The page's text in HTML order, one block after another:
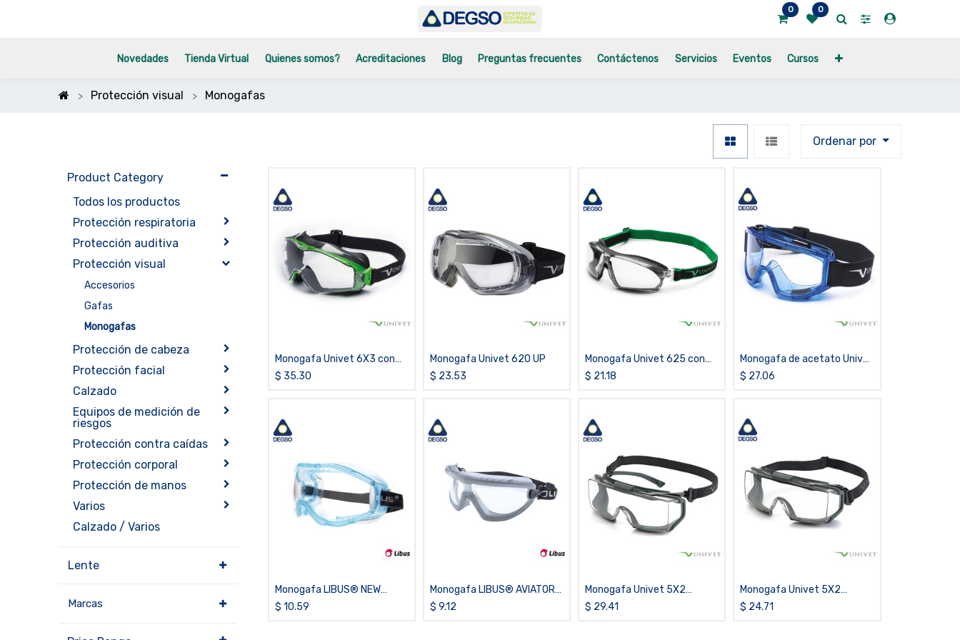
0 0
Novedades Tienda Virtual Quienes somos? Acreditaciones Blog Preguntas frecuentes Contáctenos Servicios Eventos Cursos
Protección visual Monogafas
Ordenar por
Product Category
Todos los productos
Protección respiratoria
Protección auditiva
Protección visual
Accesorios
Gafas
Monogafas
Protección de cabeza
Protección facial
Calzado
Equipos de medición de
riesgos
Protección contra caídas
Protección corporal
Protección de manos
Varios
Calzado / Varios
Lente
Marcas
Monogafa Univet 6X3 con
tecnología Vanguard ULTRA
$ 35.30
Monogafa Univet 620 UP
$ 23.53
Monogafa Univet 625 con
tecnología Vanguard PLUS
$ 21.18
Monogafa de acetato Univet
601
$ 27.06
Monogafa LIBUS® NEW
CLASSIC Transparente AF
$ 10.59
Monogafa LIBUS® AVIATOR
Transparente AF - GRI
$ 9.12
Monogafa Univet 5X2
Advanced Hybrid clara con
$ 29.41
Monogafa Univet 5X2
Advanced clara con
$ 24.71